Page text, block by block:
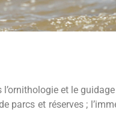
et le
parcs et réserves ;